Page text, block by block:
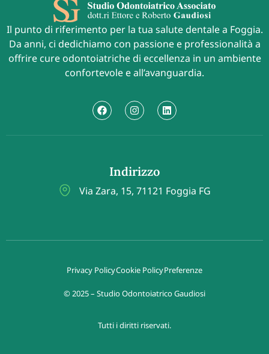
Il punto di riferimento per la tua salute dentale a Foggia.
Da anni, ci dedichiamo con passione e professionalità a
offrire cure odontoiatriche di eccellenza in un ambiente
confortevole e all’avanguardia.
Indirizzo
Via Zara, 15, 71121 Foggia FG
Privacy PolicyCookie PolicyPreferenze
© 2025 – Studio Odontoiatrico Gaudiosi
Tutti i diritti riservati.